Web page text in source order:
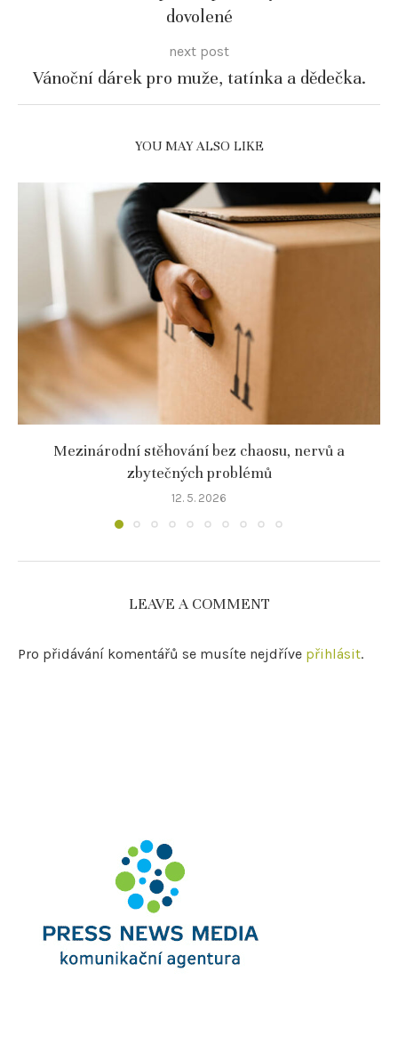
dovolené
next post
Vánoční dárek pro muže, tatínka a dědečka.
YOU MAY ALSO LIKE
Mezinárodní stěhování bez chaosu, nervů a
zbytečných problémů
12. 5. 2026
LEAVE A COMMENT
Pro přidávání komentářů se musíte nejdříve přihlásit.